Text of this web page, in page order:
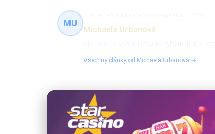
MU
Michaela Urbanová
Všechny články od Michaela Urbanová →